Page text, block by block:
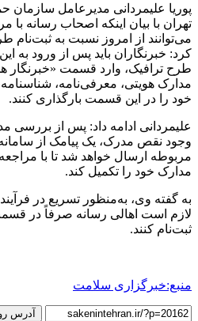
پوریا علیمردانی مدیرعامل سازمان
تهران با بیان اینکه اصحاب رسانه با
می‌توانند از امروز نسبت به ثبت‌نام
کرد: خبرنگاران باید پس از ورود به
طرح ترافیک، وارد قسمت
خود را در این قسمت بارگذاری کنند.
علیمردانی ادامه داد: پس از
وجود نقص مدرک، یک پیامک از
مربوطه ارسال خواهد شد تا با
مدارک خود را تکمیل کند.
به گفته وی، به‌منظور تسریع در
لازم است اهالی رسانه صرفاً در
ثبت‌نام کنند.
منبع:خبرگزاری سلامت
آدرس